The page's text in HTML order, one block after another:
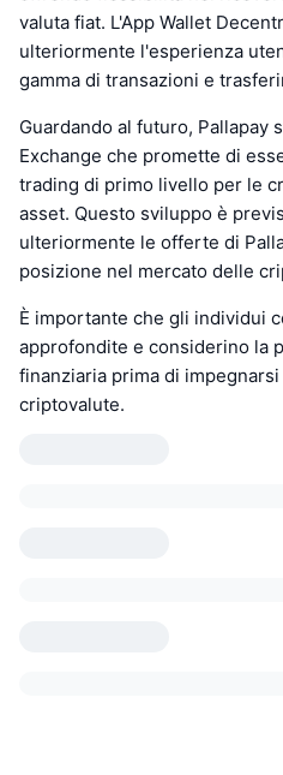
valuta fiat. L'App Wallet
ulteriormente l'esperienza
gamma di transazioni e
Guardando al futuro, Pallapay
Exchange che promette di
trading di primo livello per le
asset. Questo sviluppo è
ulteriormente le offerte di
posizione nel mercato delle
È importante che gli individui
approfondite e considerino la
finanziaria prima di
criptovalute.